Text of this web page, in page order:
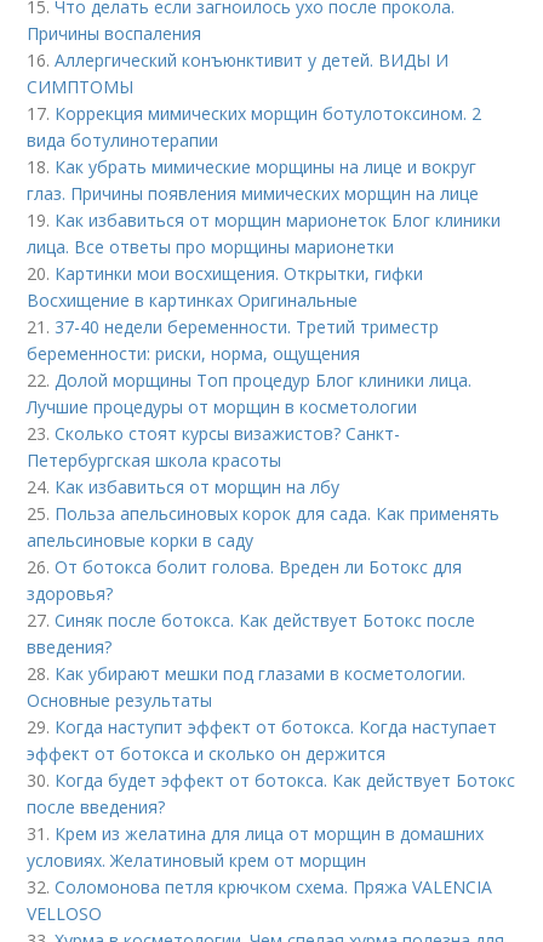
15.Что делать если загноилось ухо после прокола.
Причины воспаления
16.Аллергический конъюнктивит у детей. ВИДЫ И
СИМПТОМЫ
17. Коррекция мимических морщин ботулотоксином. 2
вида ботулинотерапии
18. Как убрать мимические морщины на лице и вокруг
глаз. Причины появления мимических морщин на лице
19. Как избавиться от морщин марионеток Блог клиники
лица. Все ответы про морщины марионетки
20. Картинки мои восхищения. Открытки, гифки
Восхищение в картинках Оригинальные
21. 37-40 недели беременности. Третий триместр
беременности: риски, норма, ощущения
22.Долой морщины Топ процедур Блог клиники лица.
Лучшие процедуры от морщин в косметологии
23.Сколько стоят курсы визажистов? Санкт-
Петербургская школа красоты
24. Как избавиться от морщин на лбу
25. Польза апельсиновых корок для сада. Как применять
апельсиновые корки в саду
26.От ботокса болит голова. Вреден ли Ботокс для
здоровья?
27.Синяк после ботокса. Как действует Ботокс после
введения?
28. Как убирают мешки под глазами в косметологии.
Основные результаты
29. Когда наступит эффект от ботокса. Когда наступает
эффект от ботокса и сколько он держится
30. Когда будет эффект от ботокса. Как действует Ботокс
после введения?
31. Крем из желатина для лица от морщин в домашних
условиях. Желатиновый крем от морщин
32.Соломонова петля крючком схема. Пряжа VALENCIA
VELLOSO